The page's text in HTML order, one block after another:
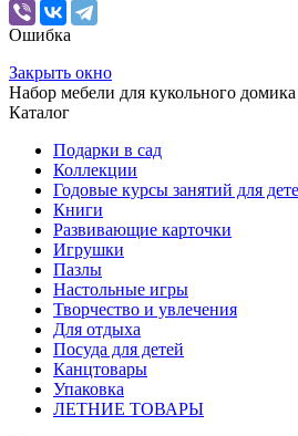
Ошибка
Закрыть окно
Набор мебели для кукольного
Каталог
Подарки в сад
Коллекции
Годовые курсы занятий для
Книги
Развивающие карточки
Игрушки
Пазлы
Настольные игры
Творчество и увлечения
Для отдыха
Посуда для детей
Канцтовары
Упаковка
ЛЕТНИЕ ТОВАРЫ